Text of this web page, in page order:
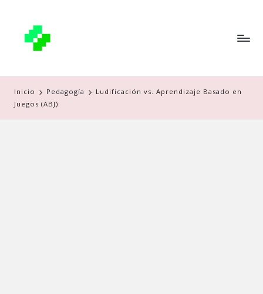
Inicio Pedagogía
Ludificación vs. Aprendizaje Basado en
Juegos (ABJ)